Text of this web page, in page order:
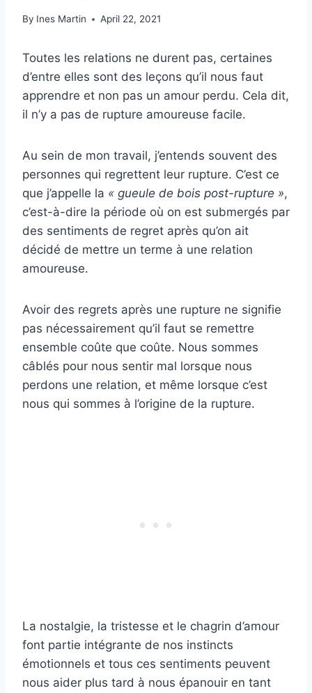
By Ines Martin April 22, 2021
Toutes les relations ne durent pas, certaines
d’entre elles sont des leçons qu’il nous faut
apprendre et non pas un amour perdu. Cela dit,
il n’y a pas de rupture amoureuse facile.
Au sein de mon travail, j’entends souvent des
personnes qui regrettent leur rupture. C’est ce
que j’appelle la « gueule de bois post-rupture »,
c’est-à-dire la période où on est submergés par
des sentiments de regret après qu’on ait
décidé de mettre un terme à une relation
amoureuse.
Avoir des regrets après une rupture ne signifie
pas nécessairement qu’il faut se remettre
ensemble coûte que coûte. Nous sommes
câblés pour nous sentir mal lorsque nous
perdons une relation, et même lorsque c’est
nous qui sommes à l’origine de la rupture.
La nostalgie, la tristesse et le chagrin d’amour
font partie intégrante de nos instincts
émotionnels et tous ces sentiments peuvent
nous aider plus tard à nous épanouir en tant